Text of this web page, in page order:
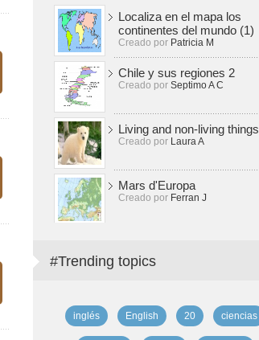
Localiza en el mapa los
continentes del mundo (1)
Creado por Patricia M
Chile y sus regiones 2
Creado por Septimo A C
Living and non-living things
Creado por Laura A
Mars d'Europa
Creado por Ferran J
#Trending topics
inglés English 20 ciencias